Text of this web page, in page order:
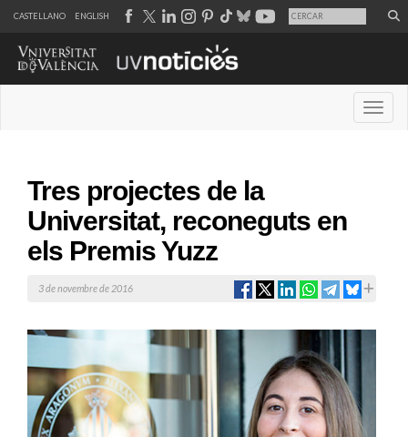
CASTELLANO ENGLISH
Tres projectes de la
Universitat, reconeguts en
els Premis Yuzz
3 de novembre de 2016